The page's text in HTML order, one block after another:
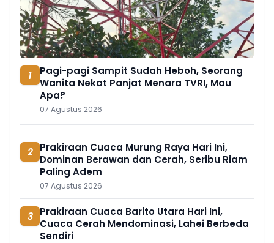
1
Pagi-pagi Sampit Sudah Heboh, Seorang
Wanita Nekat Panjat Menara TVRI, Mau
Apa?
07 Agustus 2026
2 Prakiraan Cuaca Murung Raya Hari Ini,
Dominan Berawan dan Cerah, Seribu Riam
Paling Adem
07 Agustus 2026
3 Prakiraan Cuaca Barito Utara Hari Ini,
Cuaca Cerah Mendominasi, Lahei Berbeda
Sendiri